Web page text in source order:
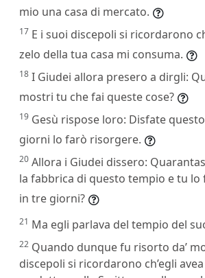
mio una casa di mercato.
17 E i suoi discepoli si ricordarono
zelo della tua casa mi consuma.
18 I Giudei allora presero a dirgli:
mostri tu che fai queste cose?
19 Gesù rispose loro: Disfate
giorni lo farò risorgere.
20 Allora i Giudei dissero:
la fabbrica di questo tempio e tu
in tre giorni?
21 Ma egli parlava del tempio del
22 Quando dunque fu risorto da’
discepoli si ricordarono ch’egli